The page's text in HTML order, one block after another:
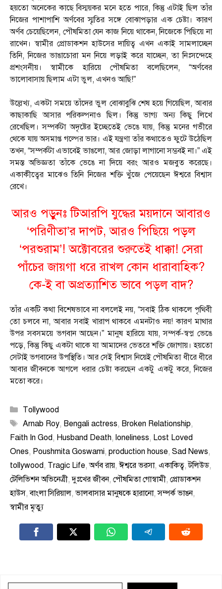
হয়তো অনেকের কাছে বিস্ময়কর মনে হতে পারে, কিন্তু এটাই ছিল তাঁর
নিজের পাশাপাশি অর্ণবের স্মৃতির সঙ্গে বোঝাপড়ার এক চেষ্টা। কারণ
অর্ণব চেয়েছিলেন, পৌষমিতা যেন কাজ নিয়ে থাকেন, নিজেকে পিছিয়ে না
রাখেন। স্বামীর প্রোডাকশন হাউসের দায়িত্ব এখন একাই সামলাচ্ছেন
তিনি, নিজের ভাঙাচোরা মন নিয়ে লড়াই করে যাচ্ছেন, তা নিঃসন্দেহে
প্রশংসনীয়। স্বামীকে হারিয়ে পৌষমিতা বলেছিলেন, “অর্ণবের
ভালোবাসায় ছিলাম এটা ভুল, এখনও আছি!”
উল্লেখ্য, একটা সময়ে তাঁদের ভুল বোঝাবুঝি শেষ হয়ে গিয়েছিল, আবার
কাছাকাছি আসার পরিকল্পনাও ছিল। কিন্তু ভাগ্য অন্য কিছু লিখে
রেখেছিল। সম্পর্কটা অদৃষ্টের ইচ্ছেতেই ভেঙে যায়, কিন্তু মনের গভীরে
থেকে যায় অসমাপ্ত গল্পের ভার। এই যন্ত্রণা তাঁর কথাতেও ফুটে উঠেছিল
তখন, “সম্পর্কটা এভাবেই ভাঙলো, আর জোড়া লাগানো সম্ভবই না।” এই
সমস্ত অভিজ্ঞতা তাঁকে ভেঙে না দিয়ে বরং আরও মজবুত করেছে।
একাকীত্বের মাঝেও তিনি নিজের শক্তি খুঁজে পেয়েছেন ঈশ্বরে বিশ্বাস
রেখে।
আরও পড়ুনঃ টিআরপি যুদ্ধের ময়দানে আবারও
‘পরিণীতা’র দাপট, আরও পিছিয়ে পড়ল
‘পরশুরাম’! অক্টোবরের শুরুতেই ধাক্কা! সেরা
পাঁচের জায়গা ধরে রাখল কোন ধারাবাহিক?
কে-ই বা অপ্রত্যাশিত ভাবে পড়ল বাদ?
তাঁর একটি কথা বিশেষভাবে না বললেই নয়, “সবাই ঠিক থাকলে পৃথিবী
তো চলবে না, আবার সবাই খারাপ থাকবে এমনটাও নয়! কারণ মাথার
উপর সবসময়ে ভগবান আছেন।” মানুষ হারিয়ে যায়, সম্পর্ক-স্বপ্ন ভেঙে
পড়ে, কিন্তু কিছু একটা থাকে যা আমাদের ভেতরে শক্তি জোগায়। হয়তো
সেটাই ভগবানের উপস্থিতি। আর সেই বিশ্বাস নিয়েই পৌষমিতা ধীরে ধীরে
আবার জীবনকে আগলে ধরার চেষ্টা করছেন একটু একটু করে, নিজের
মতো করে।
Categories
Tollywood
Tags
Arnab Roy, Bengali actress, Broken Relationship,
Faith In God, Husband Death, loneliness, Lost Loved
Ones, Poushmita Goswami, production house, Sad News,
tollywood, Tragic Life,অর্ণব রায়,ঈশ্বরে ভরসা, একাকিত্ব,টলিউড,
টেলিভিশন অভিনেত্রী,দুঃখের জীবন, পৌষমিতা গোস্বামী, প্রোডাকশন
হাউস,বাংলা সিরিয়াল,ভালবাসার মানুষকে হারানো,সম্পর্ক ভাঙন,
স্বামীর মৃত্যু